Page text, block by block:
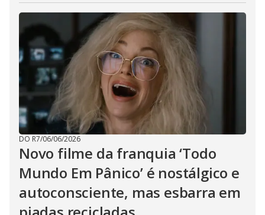
DO R7/06/06/2026
Novo filme da franquia ‘Todo
Mundo Em Pânico’ é nostálgico e
autoconsciente, mas esbarra em